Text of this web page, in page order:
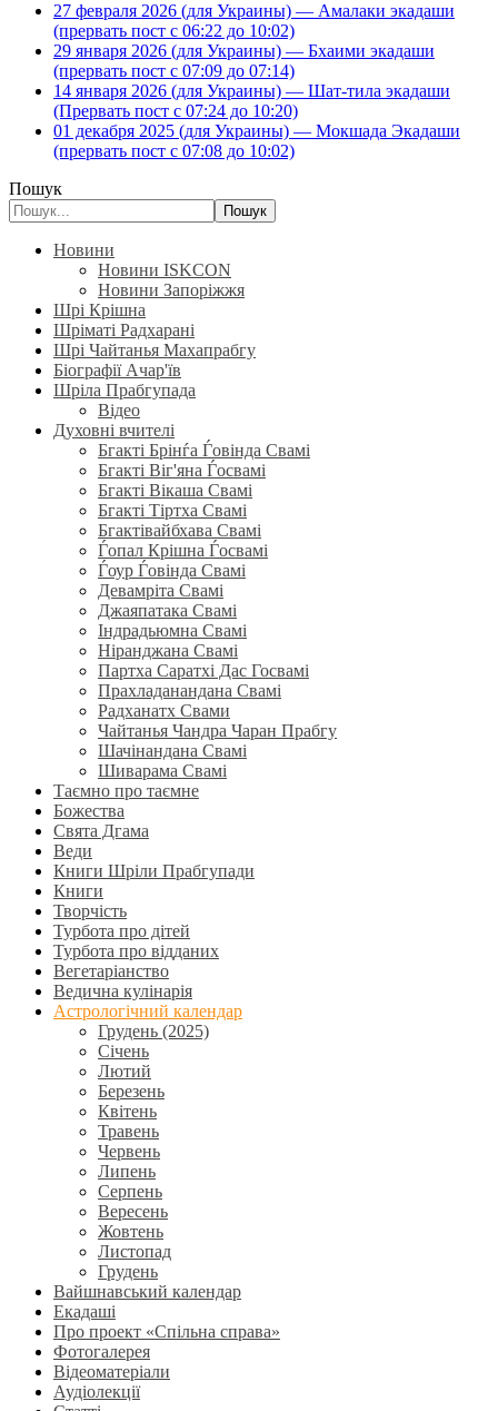
27 февраля 2026 (для Украины) — Амалаки экадаши
(прервать пост с 06:22 до 10:02)
29 января 2026 (для Украины) — Бхаими экадаши
(прервать пост с 07:09 до 07:14)
14 января 2026 (для Украины) — Шат-тила экадаши
(Прервать пост с 07:24 до 10:20)
01 декабря 2025 (для Украины) — Мокшада Экадаши
(прервать пост с 07:08 до 10:02)
Пошук
Пошук
Новини
Новини ISKCON
Новини Запоріжжя
Шрі Крішна
Шріматі Радхарані
Шрі Чайтанья Махапрабгу
Біографії Ачар'їв
Шріла Прабгупада
Відео
Духовні вчителі
Бгакті Брінѓа Ѓовінда Свамі
Бгакті Віг'яна Ѓосвамі
Бгакті Вікаша Свамі
Бгакті Тіртха Свамі
Бгактівайбхава Свамі
Ѓопал Крішна Ѓосвамі
Ѓоур Ѓовінда Свамі
Девамріта Свамі
Джаяпатака Свамі
Індрадьюмна Свамі
Ніранджана Свамі
Партха Саратхі Дас Госвамі
Прахладанандана Свамі
Радханатх Свами
Чайтанья Чандра Чаран Прабгу
Шачінандана Свамі
Шиварама Свамі
Таємно про таємне
Божества
Свята Дгама
Веди
Книги Шріли Прабгупади
Книги
Творчість
Турбота про дітей
Турбота про відданих
Вегетаріанство
Ведична кулінарія
Астрологічний календар
Грудень (2025)
Січень
Лютий
Березень
Квітень
Травень
Червень
Липень
Серпень
Вересень
Жовтень
Листопад
Грудень
Вайшнавський календар
Екадаші
Про проект «Спільна справа»
Фотогалерея
Відеоматеріали
Аудіолекції